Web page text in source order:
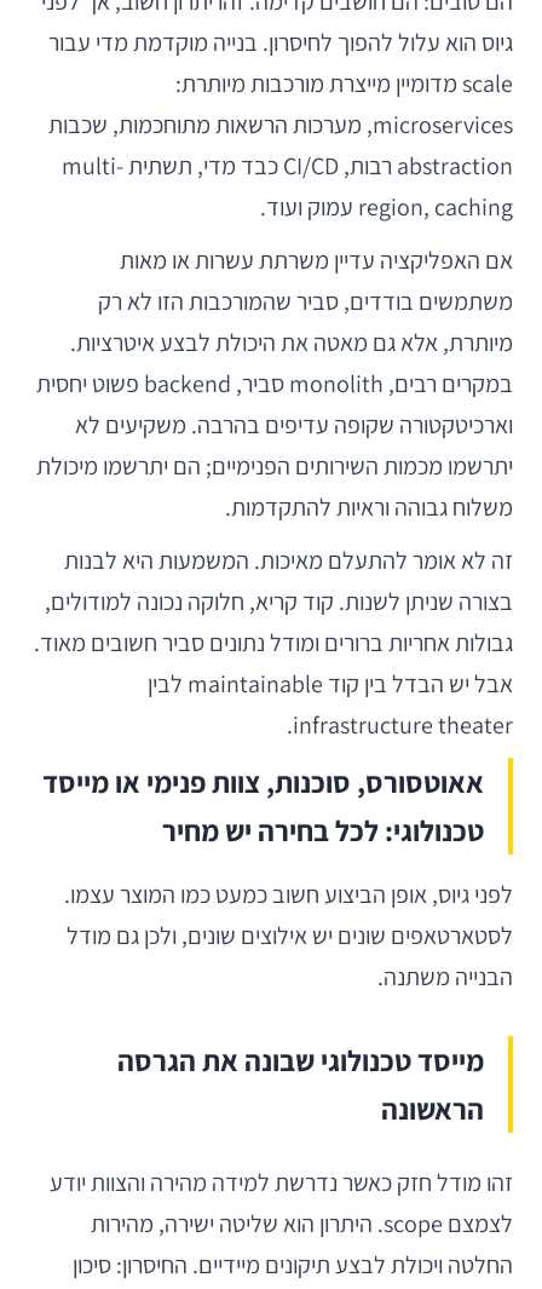
גיוס הוא עלול להפוך לחיסרון. בנייה מוקדמת מדי עבור
scale מדומיין מייצרת מורכבות מיותרת:
microservices, מערכות הרשאות מתוחכמות, שכבות
abstraction רבות, CI/CD כבד מדי, תשתית multi-
region, caching עמוק ועוד.
אם האפליקציה עדיין משרתת עשרות או מאות
משתמשים בודדים, סביר שהמורכבות הזו לא רק
מיותרת, אלא גם מאטה את היכולת לבצע איטרציות.
במקרים רבים, monolith סביר, backend פשוט יחסית
וארכיטקטורה שקופה עדיפים בהרבה. משקיעים לא
יתרשמו מכמות השירותים הפנימיים; הם יתרשמו מיכולת
משלוח גבוהה וראיות להתקדמות.
זה לא אומר להתעלם מאיכות. המשמעות היא לבנות
בצורה שניתן לשנות. קוד קריא, חלוקה נכונה למודולים,
גבולות אחריות ברורים ומודל נתונים סביר חשובים מאוד.
אבל יש הבדל בין קוד maintainable לבין
infrastructure theater.
אאוטסורס, סוכנות, צוות פנימי או מייסד
טכנולוגי: לכל בחירה יש מחיר
לפני גיוס, אופן הביצוע חשוב כמעט כמו המוצר עצמו.
לסטארטאפים שונים יש אילוצים שונים, ולכן גם מודל
הבנייה משתנה.
מייסד טכנולוגי שבונה את הגרסה
הראשונה
זהו מודל חזק כאשר נדרשת למידה מהירה והצוות יודע
לצמצם scope. היתרון הוא שליטה ישירה, מהירות
החלטה ויכולת לבצע תיקונים מיידיים. החיסרון: סיכון